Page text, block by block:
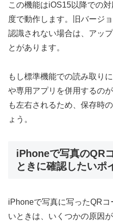
この機能はiOS15以降での
度で動作します。旧バージ
認識されない場合は、アッ
とがあります。
もし標準機能での読み取り
や専用アプリを併用するの
も左右されるため、保存時
ょう。
iPhoneで写真のQR
ときに確認したいポ
iPhoneで写真に写ったQR
いときは、いくつかの原因が